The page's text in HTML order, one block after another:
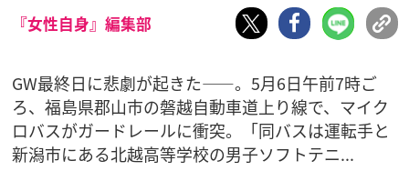
『女性自身』編集部
GW最終日に悲劇が起きた――。5月6日午前7時ご
ろ、福島県郡山市の磐越自動車道上り線で、マイク
ロバスがガードレールに衝突。「同バスは運転手と
新潟市にある北越高等学校の男子ソフトテニ...